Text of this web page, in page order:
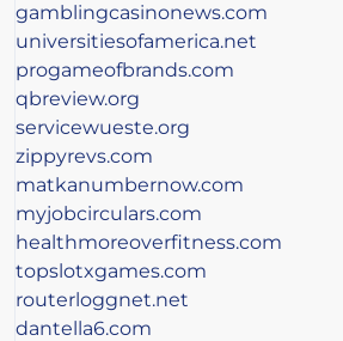
gamblingcasinonews.com
universitiesofamerica.net
progameofbrands.com
qbreview.org
servicewueste.org
zippyrevs.com
matkanumbernow.com
myjobcirculars.com
healthmoreoverfitness.com
topslotxgames.com
routerloggnet.net
dantella6.com